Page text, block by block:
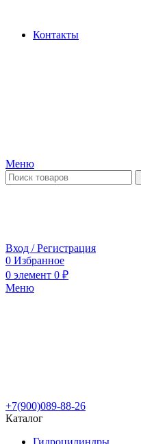
Контакты
Меню
Вход / Регистрация
0 Избранное
0 элемент 0 ₽
Меню
+7(900)089-88-26
Каталог
Гидроцилиндры